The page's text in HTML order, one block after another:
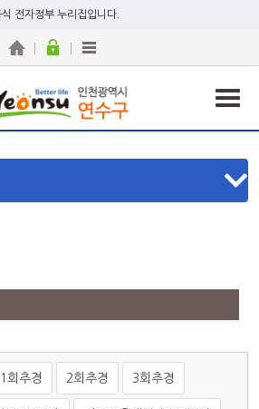
전자정부 누리집입니다.
1회추경 2회추경 3회추경